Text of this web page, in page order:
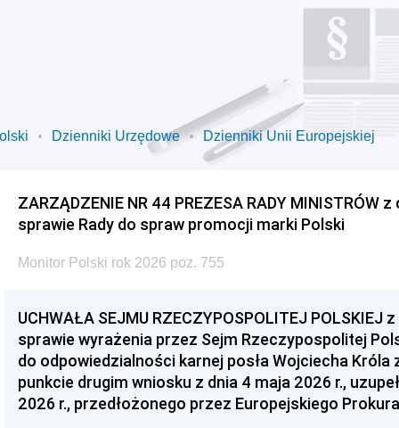
Dzienniki Urzędowe Dzienniki Unii Europejskiej
ZARZĄDZENIE NR 44 PREZESA RADY MINISTRÓW
sprawie Rady do spraw promocji marki Polski
Monitor Polski rok 2026 poz. 755
UCHWAŁA SEJMU RZECZYPOSPOLITEJ POLSKIEJ
sprawie wyrażenia przez Sejm Rzeczypospolitej
do odpowiedzialności karnej posła Wojciecha Króla
punkcie drugim wniosku z dnia 4 maja 2026 r.,
2026 r., przedłożonego przez Europejskiego